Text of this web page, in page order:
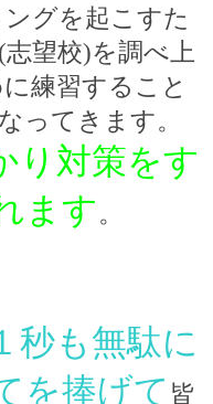
グを起こすた
望校)を調べ上
練習すること
ってきます。
り対策をす
ます 。
秒も無駄に
を捧げて 皆